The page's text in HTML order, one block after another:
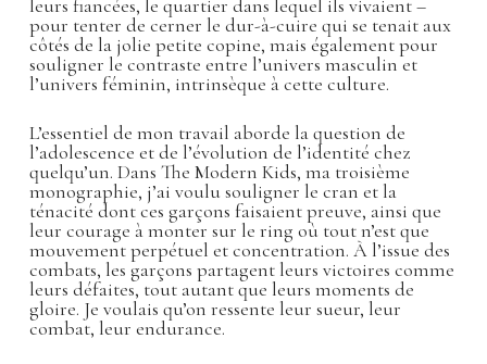
leurs fiancées, le quartier dans lequel ils vivaient –
pour tenter de cerner le dur-à-cuire qui se tenait aux
côtés de la jolie petite copine, mais également pour
souligner le contraste entre l’univers masculin et
l’univers féminin, intrinsèque à cette culture.
L’essentiel de mon travail aborde la question de
l’adolescence et de l’évolution de l’identité chez
quelqu’un. Dans The Modern Kids, ma troisième
monographie, j’ai voulu souligner le cran et la
ténacité dont ces garçons faisaient preuve, ainsi que
leur courage à monter sur le ring où tout n’est que
mouvement perpétuel et concentration. À l’issue des
combats, les garçons partagent leurs victoires comme
leurs défaites, tout autant que leurs moments de
gloire. Je voulais qu’on ressente leur sueur, leur
combat, leur endurance.